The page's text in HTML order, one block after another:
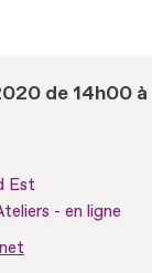
de 14h00
Est
- en ligne